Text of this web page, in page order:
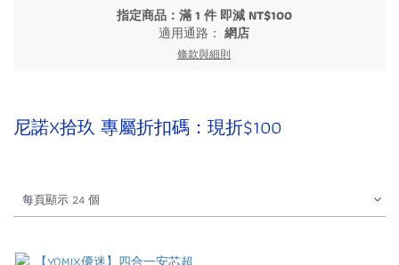
指定商品：滿 1 件 即減 NT$100
適用通路： 網店
條款與細則
尼諾X拾玖 專屬折扣碼：現折$100
每頁顯示 24 個